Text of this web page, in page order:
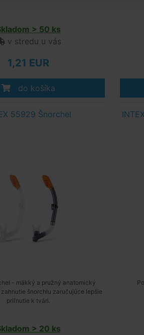
> 50 ks
v stredu u vás
1,21 EUR
do košíka
55929 Šnorchel
- mäkký a pružný anatomický
šnorchlu zaručujúce lepšie
priľnutie k tvári.
> 20 ks